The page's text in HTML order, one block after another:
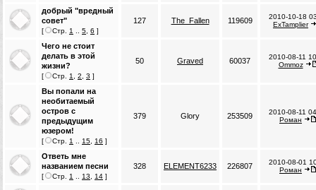
добрый "вредный
совет"
[ Стр. 1 5 6 ]
127 The_Fallen 119609
2010-10-18
ExTamplier
Чего не стоит
делать в этой
жизни?
[ Стр. 1 2 3 ]
50 Graved 60037
2010-08-11
Ommoz
Вы попали на
необитаемый
остров с
предыдущим
юзером!
[ Стр. 1 15 16 ]
379 Glory 253509
2010-08-11
Роман
Ответь мне
названием песни
[ Стр. 1 13 14 ]
328 ELEMENT6233 226807
2010-08-01
Роман